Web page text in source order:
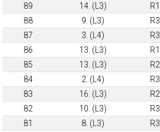
89
14. (L3) R1
88
9. (L3) R3
87
3. (L4) R3
86
13. (L3) R1
85
13. (L3) R2
84
2. (L4) R3
83
16. (L3) R2
82
10. (L3) R3
81
8. (L3) R3